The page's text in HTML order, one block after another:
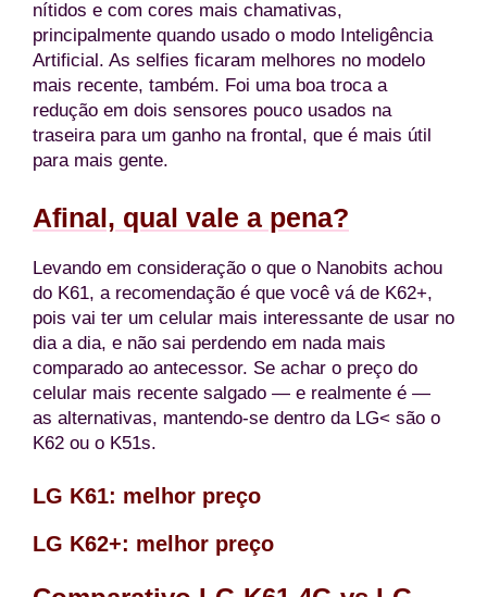
nítidos e com cores mais chamativas,
principalmente quando usado o modo Inteligência
Artificial. As selfies ficaram melhores no modelo
mais recente, também. Foi uma boa troca a
redução em dois sensores pouco usados na
traseira para um ganho na frontal, que é mais útil
para mais gente.
Afinal, qual vale a pena?
Levando em consideração o que o Nanobits achou
do K61, a recomendação é que você vá de K62+,
pois vai ter um celular mais interessante de usar no
dia a dia, e não sai perdendo em nada mais
comparado ao antecessor. Se achar o preço do
celular mais recente salgado — e realmente é —
as alternativas, mantendo-se dentro da LG< são o
K62 ou o K51s.
LG K61: melhor preço
LG K62+: melhor preço